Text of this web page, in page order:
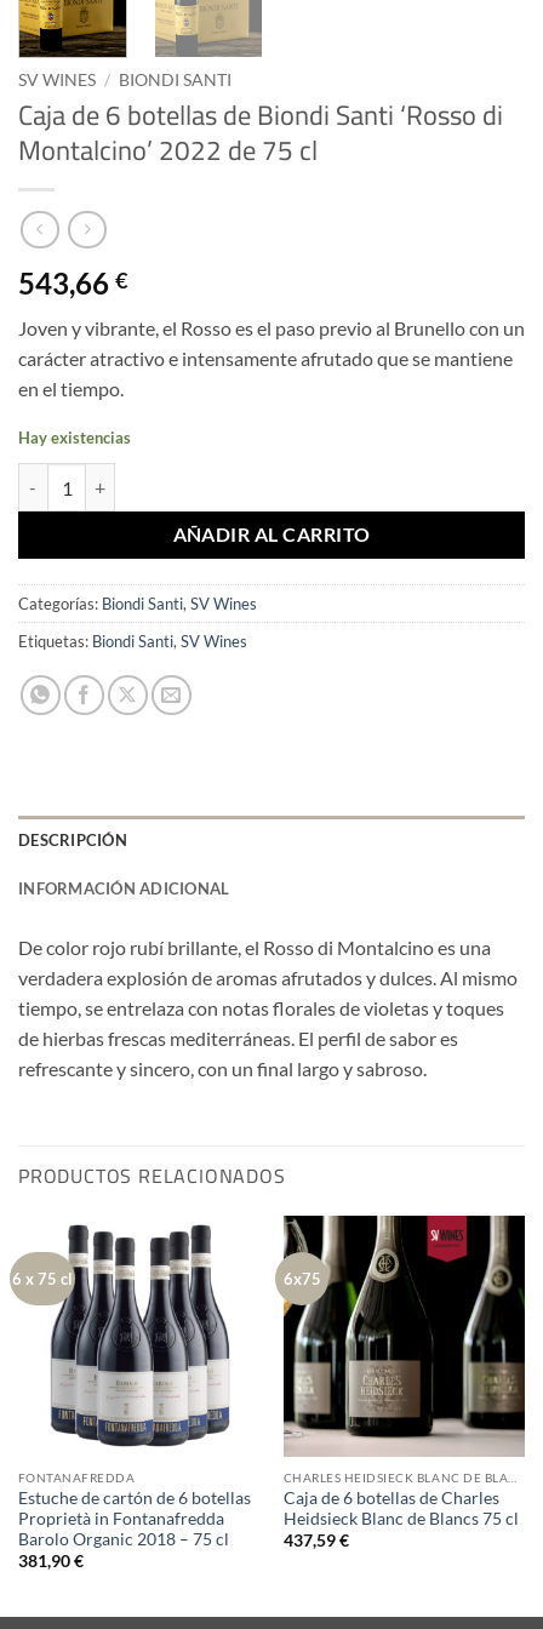
SV WINES / BIONDI SANTI
Caja de 6 botellas de Biondi Santi ‘Rosso di
Montalcino’ 2022 de 75 cl
543,66 €
Joven y vibrante, el Rosso es el paso previo al Brunello con un
carácter atractivo e intensamente afrutado que se mantiene
en el tiempo.
Hay existencias
AÑADIR AL CARRITO
Categorías: Biondi Santi, SV Wines
Etiquetas: Biondi Santi, SV Wines
DESCRIPCIÓN
INFORMACIÓN ADICIONAL
De color rojo rubí brillante, el Rosso di Montalcino es una
verdadera explosión de aromas afrutados y dulces. Al mismo
tiempo, se entrelaza con notas florales de violetas y toques
de hierbas frescas mediterráneas. El perfil de sabor es
refrescante y sincero, con un final largo y sabroso.
PRODUCTOS RELACIONADOS
6 x 75 cl
FONTANAFREDDA
Estuche de cartón de 6 botellas
Proprietà in Fontanafredda
Barolo Organic 2018 – 75 cl
381,90€
6x75
Caja de 6 botellas de Charles
Heidsieck Blanc de Blancs 75 cl
437,59€